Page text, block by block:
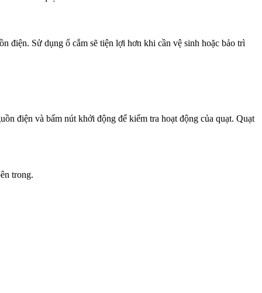
điện. Sử dụng ổ cắm sẽ tiện lợi hơn khi cần vệ sinh hoặc bảo trì
điện và bấm nút khởi động để kiểm tra hoạt động của quạt. Quạt
trong.